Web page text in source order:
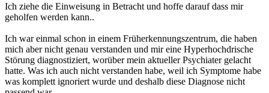
Ich ziehe die Einweisung in Betracht und hoffe darauf dass mir
geholfen werden kann..
Ich war einmal schon in einem Früherkennungszentrum, die haben
mich aber nicht genau verstanden und mir eine Hyperhochdrische
Störung diagnostiziert, worüber mein aktueller Psychiater gelacht
hatte. Was ich auch nicht verstanden habe, weil ich Symptome habe
was komplett ignoriert wurde und deshalb diese Diagnose nicht